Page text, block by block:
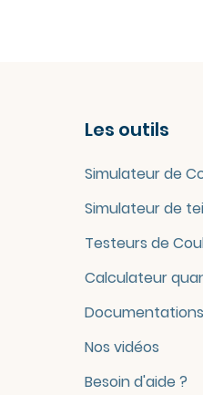
Les outils
Simulateur de
Simulateur de
Testeurs de
Calculateur
Nos vidéos
Besoin d'aide ?